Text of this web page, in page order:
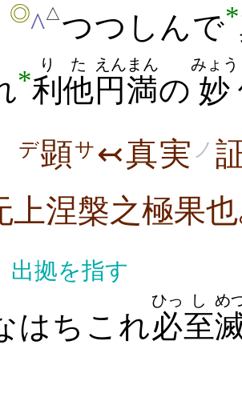
◎^△つつしんで*
*利他
りた
円満
えんまん
の 妙
みょう
デ顕サ ↢真実 ノ
上涅槃之極果
出拠を指す
はちこれ必
ひっ
至
し め